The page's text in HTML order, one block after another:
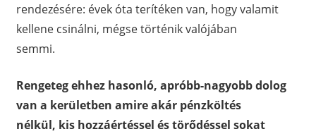
rendezésére: évek óta terítéken van, hogy valamit
kellene csinálni, mégse történik valójában
semmi.
Rengeteg ehhez hasonló, apróbb-nagyobb dolog
van a kerületben amire akár pénzköltés
nélkül, kis hozzáértéssel és törődéssel sokat